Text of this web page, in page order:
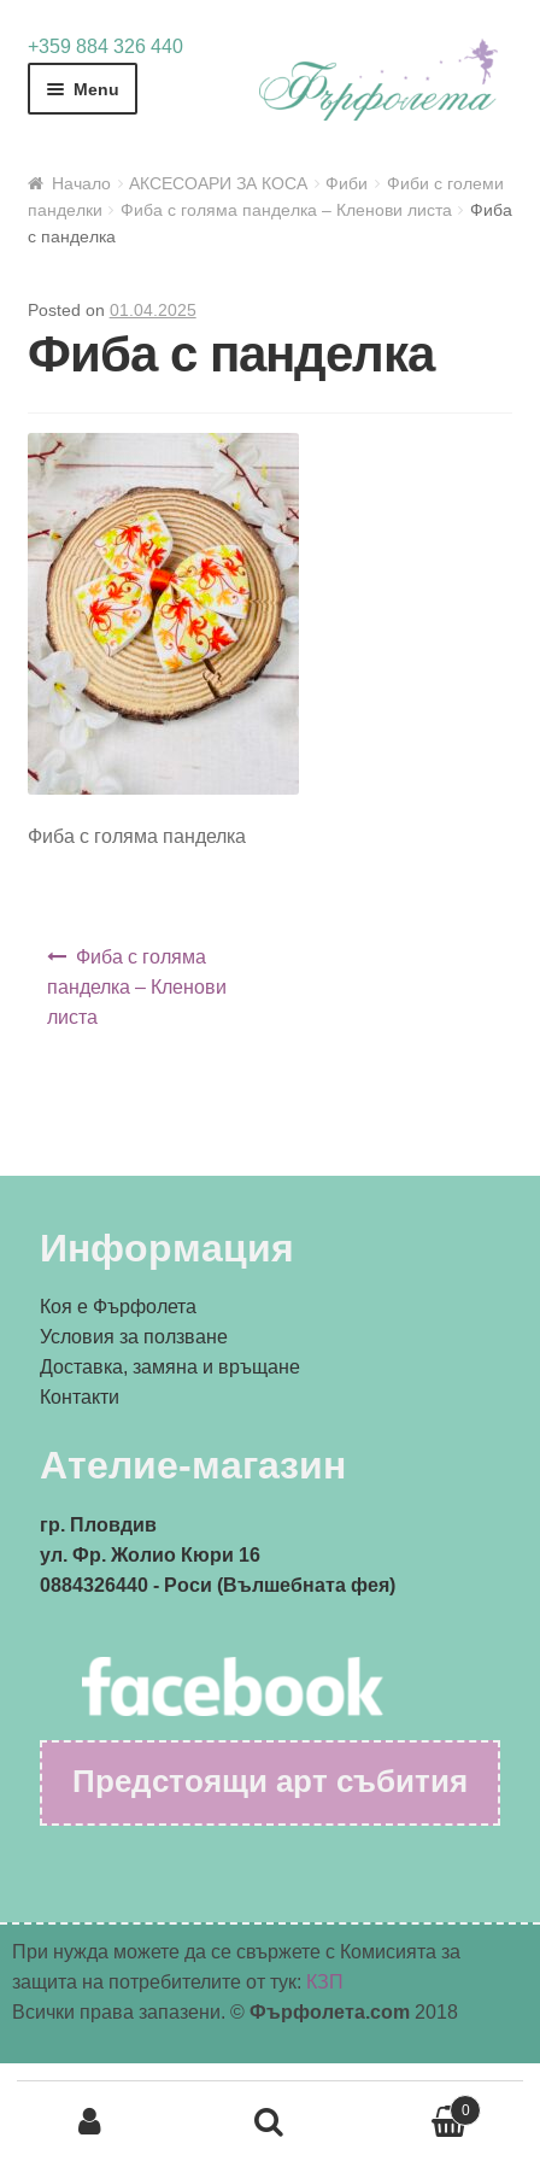
+359 884 326 440
Skip
Skip
Menu
Начало АКСЕСОАРИ ЗА КОСА Фиби
Фиби с големи
панделки
Фиба с голяма панделка – Кленови листа
Фиба
с панделка
Posted on 01.04.2025
Фиба с панделка
Фиба с голяма панделка
Фиба с голяма
панделка – Кленови
листа
Информация
Коя е Фърфолета
Условия за ползване
Доставка, замяна и връщане
Контакти
Ателие-магазин
гр. Пловдив
ул. Фр. Жолио Кюри 16
0884326440- Роси (Вълшебната фея)
Предстоящи арт събития
0
При нужда можете да се свържете с Комисията за
защита на потребителите от тук: КЗП
Всички права запазени. © Фърфолета.com 2018